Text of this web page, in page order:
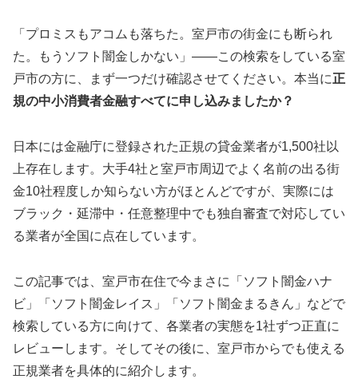
「プロミスもアコムも落ちた。室戸市の街金にも断られ
た。もうソフト闇金しかない」——この検索をしている室
戸市の方に、まず一つだけ確認させてください。本当に正
規の中小消費者金融すべてに申し込みましたか？
日本には金融庁に登録された正規の貸金業者が1,500社以
上存在します。大手4社と室戸市周辺でよく名前の出る街
金10社程度しか知らない方がほとんどですが、実際には
ブラック・延滞中・任意整理中でも独自審査で対応してい
る業者が全国に点在しています。
この記事では、室戸市在住で今まさに「ソフト闇金ハナ
ビ」「ソフト闇金レイス」「ソフト闇金まるきん」などで
検索している方に向けて、各業者の実態を1社ずつ正直に
レビューします。そしてその後に、室戸市からでも使える
正規業者を具体的に紹介します。